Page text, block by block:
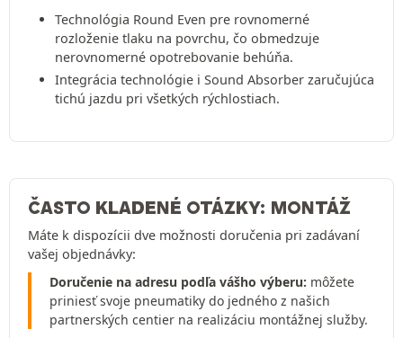
Technológia Round Even pre rovnomerné
rozloženie tlaku na povrchu, čo obmedzuje
nerovnomerné opotrebovanie behúňa.
Integrácia technológie i Sound Absorber zaručujúca
tichú jazdu pri všetkých rýchlostiach.
ČASTO KLADENÉ OTÁZKY: MONTÁŽ
Máte k dispozícii dve možnosti doručenia pri zadávaní
vašej objednávky:
Doručenie na adresu podľa vášho výberu: môžete
priniesť svoje pneumatiky do jedného z našich
partnerských centier na realizáciu montážnej služby.